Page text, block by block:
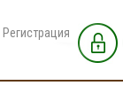
Регистрация